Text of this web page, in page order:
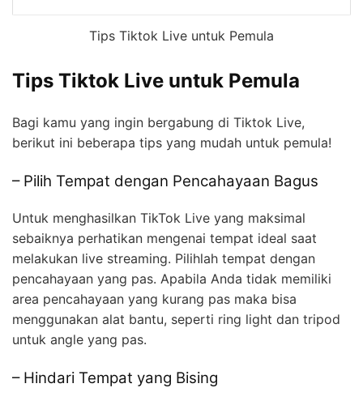
Tips Tiktok Live untuk Pemula
Tips Tiktok Live untuk Pemula
Bagi kamu yang ingin bergabung di Tiktok Live,
berikut ini beberapa tips yang mudah untuk pemula!
– Pilih Tempat dengan Pencahayaan Bagus
Untuk menghasilkan TikTok Live yang maksimal
sebaiknya perhatikan mengenai tempat ideal saat
melakukan live streaming. Pilihlah tempat dengan
pencahayaan yang pas. Apabila Anda tidak memiliki
area pencahayaan yang kurang pas maka bisa
menggunakan alat bantu, seperti ring light dan tripod
untuk angle yang pas.
– Hindari Tempat yang Bising